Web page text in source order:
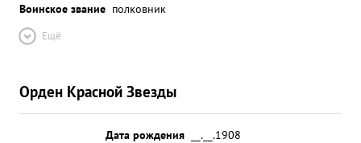
Воинское звание полковник
Ещё
Орден Красной Звезды
Дата рождения
__.__.1908